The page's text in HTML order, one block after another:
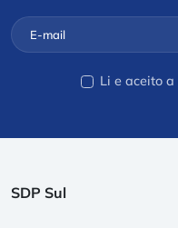
Li e aceito a
SDP Sul